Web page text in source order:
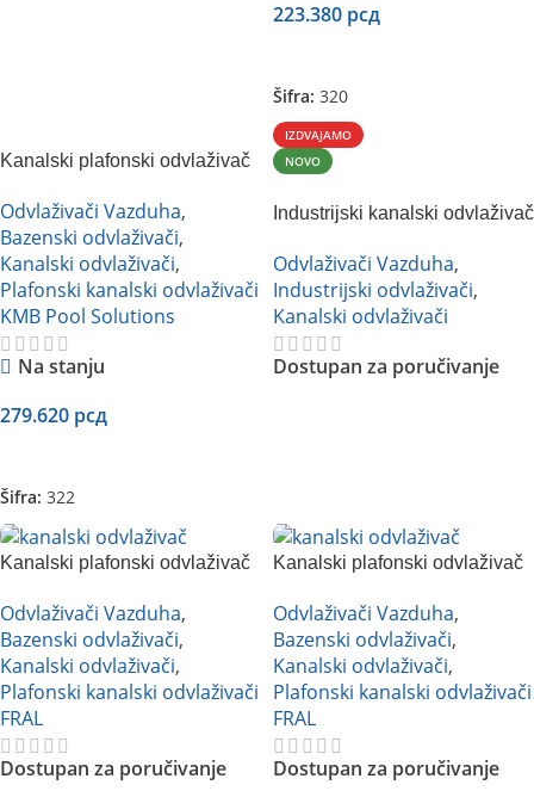
223.380 рсд
Šifra: 320
Kanalski plafonski odvlaživač
Odvlaživači Vazduha,
Bazenski odvlaživači,
Kanalski odvlaživači,
Plafonski kanalski odvlaživači
KMB Pool Solutions
Na stanju
279.620 рсд
Šifra: 322
IZDVAJAMO
NOVO
Industrijski kanalski odvlaživač
Odvlaživači Vazduha,
Industrijski odvlaživači,
Kanalski odvlaživači
Dostupan za poručivanje
Kanalski plafonski odvlaživač
Odvlaživači Vazduha,
Bazenski odvlaživači,
Kanalski odvlaživači,
Plafonski kanalski odvlaživači
FRAL
Dostupan za poručivanje
Kanalski plafonski odvlaživač
Odvlaživači Vazduha,
Bazenski odvlaživači,
Kanalski odvlaživači,
Plafonski kanalski odvlaživači
FRAL
Dostupan za poručivanje